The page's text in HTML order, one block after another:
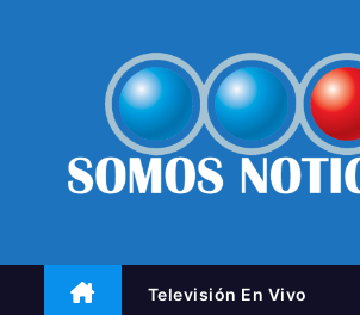
Televisión En Vivo